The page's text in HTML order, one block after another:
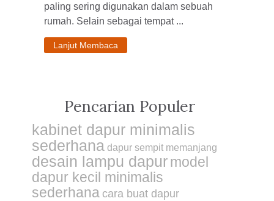
paling sering digunakan dalam sebuah
rumah. Selain sebagai tempat ...
Lanjut Membaca
Pencarian Populer
kabinet dapur minimalis
sederhana dapur sempit memanjang
desain lampu dapur model
dapur kecil minimalis
sederhana cara buat dapur